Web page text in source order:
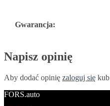
Gwarancja:
Napisz opinię
Aby dodać opinię zaloguj się kub
FORS.auto